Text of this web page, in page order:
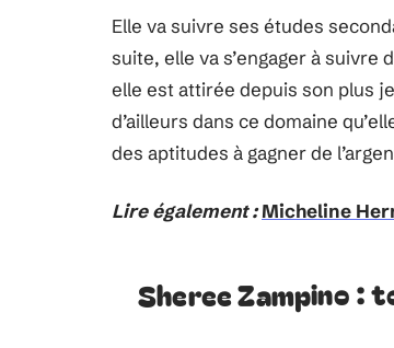
Elle va suivre ses études
suite, elle va s’engager à
elle est attirée depuis son plus
d’ailleurs dans ce domaine
des aptitudes à gagner de
Lire également : Micheline
Sheree Zampino :